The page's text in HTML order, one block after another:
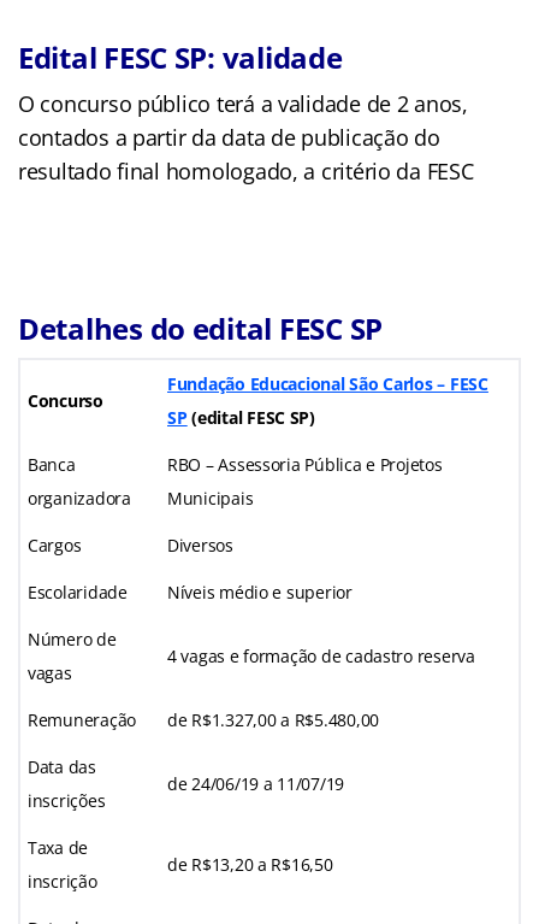
Edital FESC SP: validade
O concurso público terá a validade de 2 anos,
contados a partir da data de publicação do
resultado final homologado, a critério da FESC
Detalhes do edital FESC SP
Concurso
Fundação Educacional São Carlos – FESC
SP (edital FESC SP)
Banca
organizadora
RBO – Assessoria Pública e Projetos
Municipais
Cargos Diversos
Escolaridade Níveis médio e superior
Número de
vagas
4 vagas e formação de cadastro reserva
Remuneração de R$1.327,00 a R$5.480,00
Data das
inscrições
de 24/06/19 a 11/07/19
Taxa de
inscrição
de R$13,20 a R$16,50